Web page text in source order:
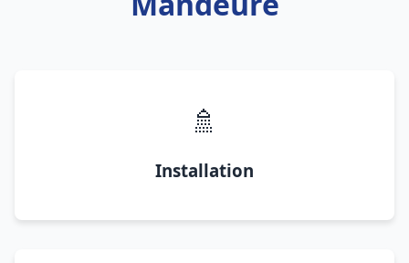
🚿
Installation